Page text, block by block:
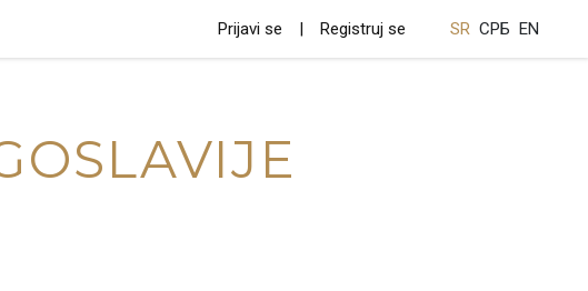
Prijavi se Registruj se SR СРБ EN